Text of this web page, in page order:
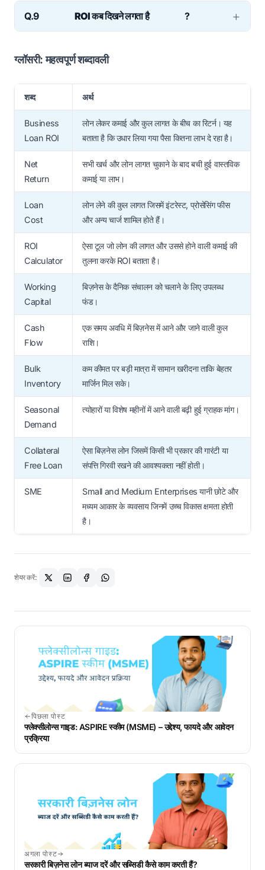
Ans: हाँ। यदि कमाई लोन लागत से कम है तो ROI
नकारात्मक हो जाता है जो संकेत है कि लोन से बचना चाहिए।
Q.9 ROI कब दिखने लगता है ?
जबकि मशीनरी या डिजिटल निवेश का ROI कुछ महीनों में
ग्लॉसरी: महत्वपूर्ण शब्दावली
शब्द अर्थ
Business
Loan ROI
लोन लेकर कमाई और कुल लागत के बीच का रिटर्न। यह
बताता है कि उधार लिया गया पैसा कितना लाभ दे रहा है।
Net
Return
सभी खर्च और लोन लागत चुकाने के बाद बची हुई वास्तविक
कमाई या लाभ।
Loan
Cost
लोन लेने की कुल लागत जिसमें इंटरेस्ट, प्रोसेसिंग फीस
और अन्य चार्ज शामिल होते हैं।
ROI
Calculator
ऐसा टूल जो लोन की लागत और उससे होने वाली कमाई की
तुलना करके ROI बताता है।
Working
Capital
बिज़नेस के दैनिक संचालन को चलाने के लिए उपलब्ध
फंड।
Cash
Flow
एक समय अवधि में बिज़नेस में आने और जाने वाली कुल
राशि।
Bulk
Inventory
कम कीमत पर बड़ी मात्रा में सामान खरीदना ताकि बेहतर
मार्जिन मिल सके।
Seasonal
Demand
त्योहारों या विशेष महीनों में आने वाली बढ़ी हुई ग्राहक मांग।
Collateral
Free Loan
ऐसा बिज़नेस लोन जिसमें किसी भी प्रकार की गारंटी या
संपत्ति गिरवी रखने की आवश्यकता नहीं होती।
SME
Small and Medium Enterprises यानी छोटे और
मध्यम आकार के व्यवसाय जिनमें उच्च विकास क्षमता होती
है।
शेयर करें:
पिछला पोस्ट
फ्लेक्सीलोन्स गाइड: ASPIRE स्कीम (MSME) – उद्देश्य, फायदे और आवेदन
प्रक्रिया
अगला पोस्ट
सरकारी बिज़नेस लोन ब्याज दरें और सब्सिडी कैसे काम करती हैं?